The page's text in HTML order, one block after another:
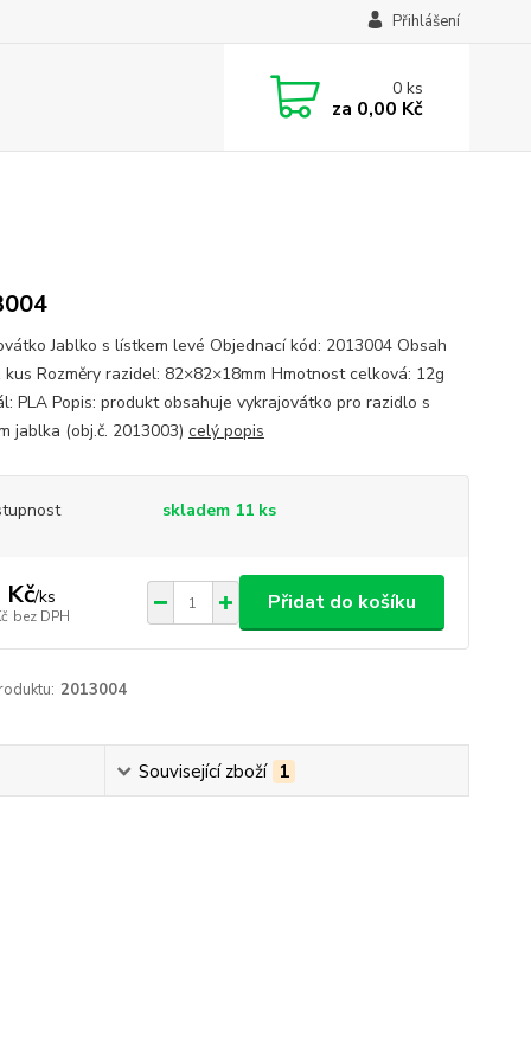
Přihlášení
0ks
za 0,00 Kč
Jablko s lístkem levé Objednací kód: 2013004 Obsah
kus Rozměry razidel: 82×82×18mm Hmotnost celková: 12g
PLA Popis: produkt obsahuje vykrajovátko pro razidlo s
jablka (obj.č. 2013003) celý popis
skladem 11 ks
Kč/ks
bez DPH
Přidat do košíku
2013004
Související zboží 1